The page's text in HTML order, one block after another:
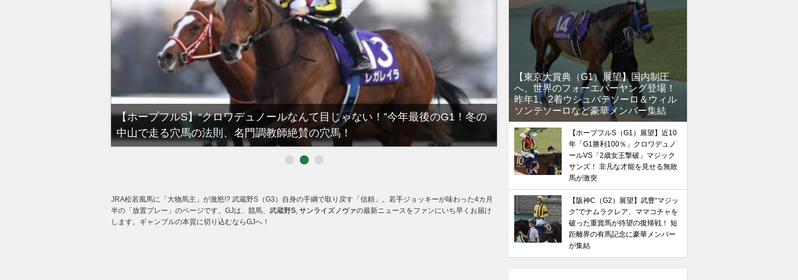
【ホープフルS】“クロワデュノールなんて目じゃない！”今年最後のG1！冬の
中山で走る穴馬の法則、名門調教師絶賛の穴馬！
【有馬記念】武豊×ドウデュースを逆転できる候補3頭！と絶
るべき“隠れ穴馬！”
JRA松若風馬に「大物馬主」が激怒!? 武蔵野S（G3）自身の手綱で取り戻す「信頼」。若手ジョッキーが味わった4カ月
半の「放置プレー」のページです。GJは、競馬、 武蔵野S サンライズノヴァの最新ニュースをファンにいち早くお届け
します。ギャンブルの本質に切り込むならGJへ！
【東京大賞典（G1）展望】国内制圧
へ、世界のフォーエバーヤング登場！
昨年1、2着ウシュバテソーロ＆ウィル
ソンテソーロなど豪華メンバー集結
【ホープフルS（G1）展望】近10
年「G1勝利100％」クロワデュノ
ールVS「2歳女王撃破」マジック
サンズ！ 非凡な才能を見せる無敗
馬が激突
【阪神C（G2）展望】武豊“マジッ
ク”でナムラクレア、ママコチャを
破った重賞馬が待望の復帰戦！ 短
距離界の有馬記念に豪華メンバー
が集結